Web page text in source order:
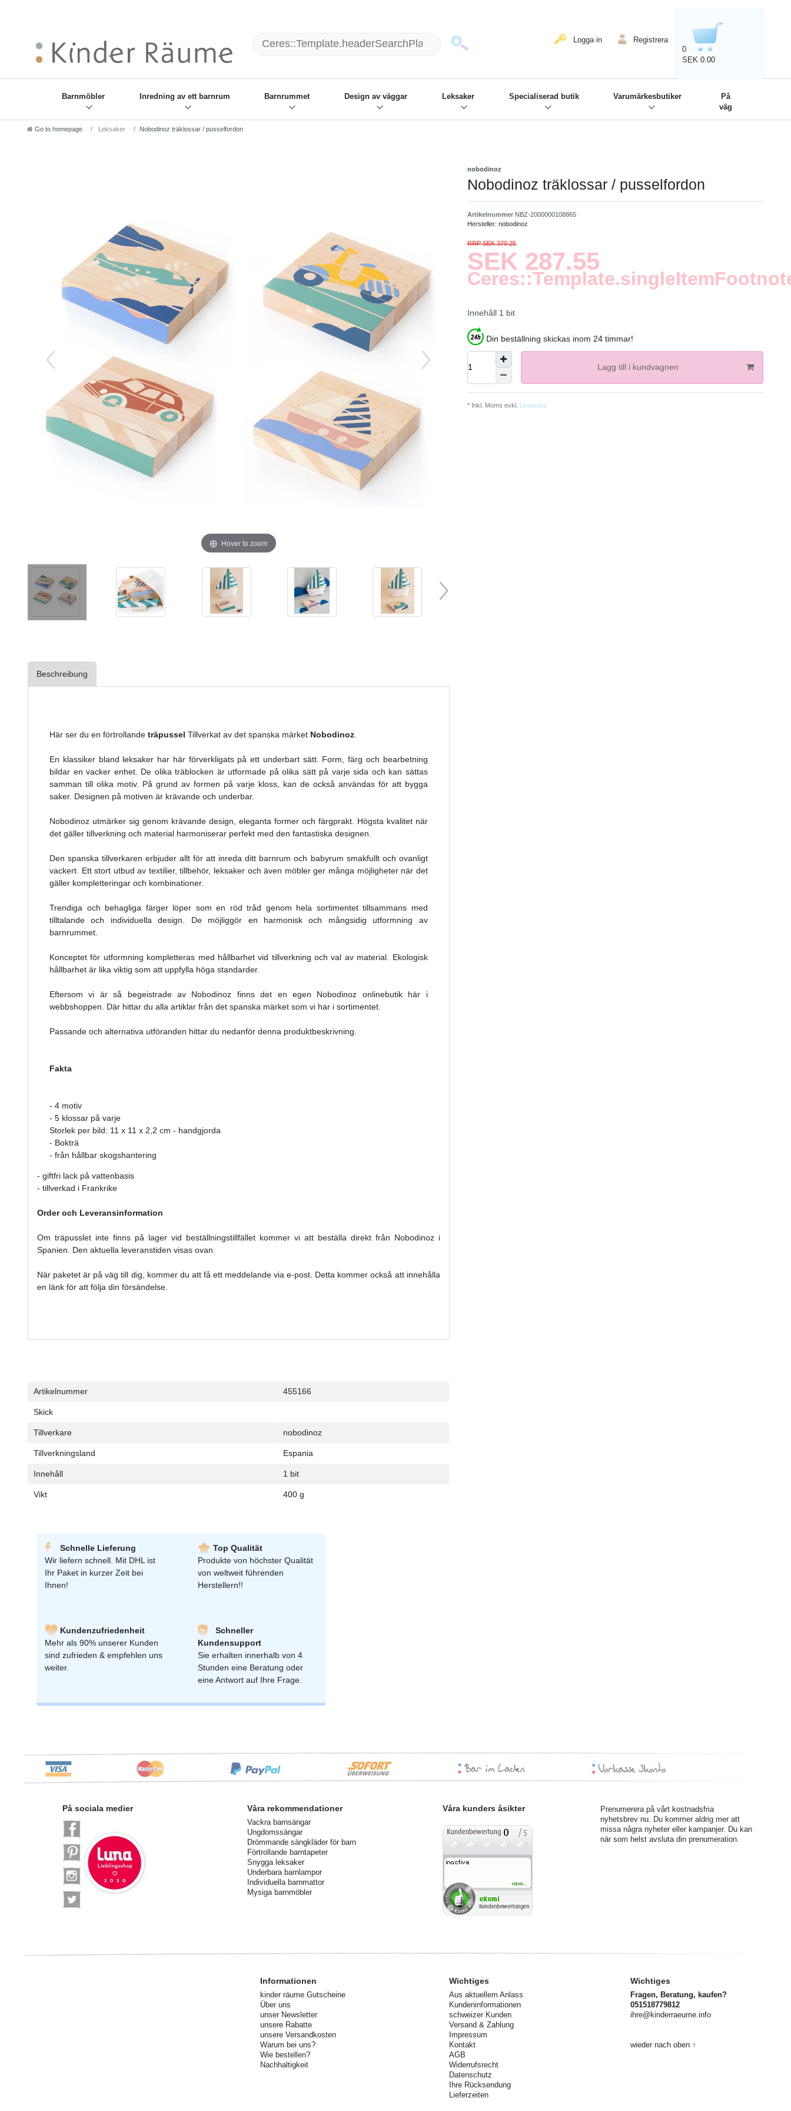
Logga in
Registrera
0
SEK 0.00
Barnmöbler Inredning av ett barnrum Barnrummet Design av väggar Leksaker Specialiserad butik Varumärkesbutiker
På
väg
Go to homepage Leksaker Nobodinoz träklossar / pusselfordon
Hover to zoom
nobodinoz
Nobodinoz träklossar / pusselfordon
Artikelnummer NBZ-2000000108865
Hersteller: nobodinoz
RRP SEK 370.25
SEK 287.55
Innehåll 1 bit
Din beställning skickas inom 24 timmar!
Lagg till i kundvagnen
* Inkl. Moms exkl. Leverans
Beschreibung
Här ser du en förtrollande träpussel Tillverkat av det spanska märket Nobodinoz
En klassiker bland leksaker har här förverkligats på ett underbart sätt. Form, färg och bearbetning
bildar en vacker enhet. De olika träblocken är utformade på olika sätt på varje sida och kan sättas
samman till olika motiv. På grund av formen på varje kloss, kan de också användas för att bygga
saker. Designen på motiven är krävande och underbar.
Nobodinoz utmärker sig genom krävande design, eleganta former och färgprakt. Högsta kvalitet när
det gäller tillverkning och material harmoniserar perfekt med den fantastiska designen.
Den spanska tillverkaren erbjuder allt för att inreda ditt barnrum och babyrum smakfullt och ovanligt
vackert. Ett stort utbud av textilier, tillbehör, leksaker och även möbler ger många möjligheter när det
gäller kompletteringar och kombinationer.
Trendiga och behagliga färger löper som en röd tråd genom hela sortimentet tillsammans med
tilltalande och individuella design. De möjliggör en harmonisk och mångsidig utformning av
barnrummet.
Konceptet för utformning kompletteras med hållbarhet vid tillverkning och val av material. Ekologisk
hållbarhet är lika viktig som att uppfylla höga standarder.
Eftersom vi är så begeistrade av Nobodinoz finns det en egen Nobodinoz onlinebutik här i
webbshoppen. Där hittar du alla artiklar från det spanska märket som vi har i sortimentet.
Passande och alternativa utföranden hittar du nedanför denna produktbeskrivning.
Fakta
- 4 motiv
- 5 klossar på varje
Storlek per bild: 11 x 11 x 2,2 cm - handgjorda
- Bokträ
- från hållbar skogshantering
- giftfri lack på vattenbasis
- tillverkad i Frankrike
Order och Leveransinformation
Om träpusslet inte finns på lager vid beställningstillfället kommer vi att beställa direkt från Nobodinoz i
Spanien. Den aktuella leveranstiden visas ovan.
När paketet är på väg till dig, kommer du att få ett meddelande via e-post. Detta kommer också att innehålla
en länk för att följa din försändelse.
Ceres::Template.singleItemTechnicalDataAttribute
Ceres::Template.singleItemTechnicalDataValue
Artikelnummer 455166
Skick
Tillverkare nobodinoz
Tillverkningsland Espania
Innehåll 1 bit
Vikt 400 g
Schnelle Lieferung
Wir liefern schnell. Mit DHL ist
Ihr Paket in kurzer Zeit bei
Ihnen!
Top Qualität
Produkte von höchster Qualität
von weltweit führenden
Herstellern!!
Kundenzufriedenheit
Mehr als 90% unserer Kunden
sind zufrieden & empfehlen uns
weiter.
Schneller
Kundensupport
Sie erhalten innerhalb von 4
Stunden eine Beratung oder
eine Antwort auf Ihre Frage.
På sociala medier Våra rekommendationer
Vackra barnsängar
Ungdomssängar
Drömmande sängkläder för barn
Förtrollande barntapeter
Snygga leksaker
Underbara barnlampor
Individuella barnmattor
Mysiga barnmöbler
Våra kunders åsikter
Prenumerera på vårt kostnadsfria
nyhetsbrev nu. Du kommer aldrig mer att
missa några nyheter eller kampanjer. Du kan
när som helst avsluta din prenumeration.
Informationen
kinder räume Gutscheine
Über uns
unser Newsletter
unsere Rabatte
unsere Versandkosten
Warum bei uns?
Wie bestellen?
Nachhaltigkeit
Wichtiges
Aus aktuellem Anlass
Kundeninformationen
schweizer Kunden
Versand & Zahlung
Impressum
Kontakt
AGB
Widerrufsrecht
Datenschutz
Ihre Rücksendung
Lieferzeiten
Wichtiges
Fragen, Beratung, kaufen?
051518779812
ihre@kinderraeume.info
wieder nach oben ↑